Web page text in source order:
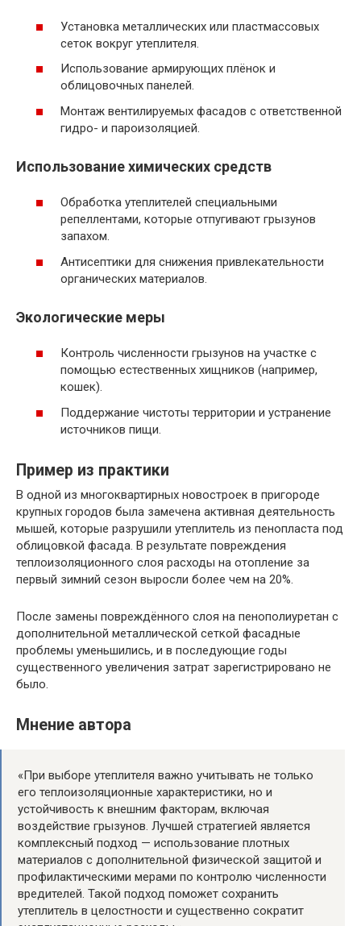
Установка металлических или пластмассовых
сеток вокруг утеплителя.
Использование армирующих плёнок и
облицовочных панелей.
Монтаж вентилируемых фасадов с ответственной
гидро- и пароизоляцией.
Использование химических средств
Обработка утеплителей специальными
репеллентами, которые отпугивают грызунов
запахом.
Антисептики для снижения привлекательности
органических материалов.
Экологические меры
Контроль численности грызунов на участке с
помощью естественных хищников (например,
кошек).
Поддержание чистоты территории и устранение
источников пищи.
Пример из практики
В одной из многоквартирных новостроек в пригороде
крупных городов была замечена активная деятельность
мышей, которые разрушили утеплитель из пенопласта под
облицовкой фасада. В результате повреждения
теплоизоляционного слоя расходы на отопление за
первый зимний сезон выросли более чем на 20%.
После замены повреждённого слоя на пенополиуретан с
дополнительной металлической сеткой фасадные
проблемы уменьшились, и в последующие годы
существенного увеличения затрат зарегистрировано не
было.
Мнение автора
«При выборе утеплителя важно учитывать не только
его теплоизоляционные характеристики, но и
устойчивость к внешним факторам, включая
воздействие грызунов. Лучшей стратегией является
комплексный подход — использование плотных
материалов с дополнительной физической защитой и
профилактическими мерами по контролю численности
вредителей. Такой подход поможет сохранить
утеплитель в целостности и существенно сократит